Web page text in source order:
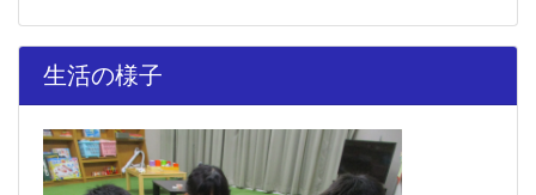
生活の様子